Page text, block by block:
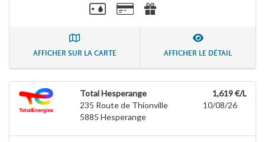
AFFICHER SUR LA CARTE AFFICHER LE DÉTAIL
Total Hesperange
235 Route de Thionville
5885 Hesperange
1,619 €/L
10/08/26